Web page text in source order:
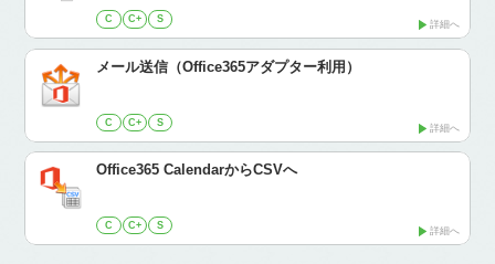
C C+ S 詳細へ
メール送信（Office365アダプター利用）
C C+ S 詳細へ
Office365 CalendarからCSVへ
C C+ S 詳細へ